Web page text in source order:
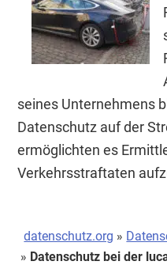
seines Unternehmens
Datenschutz auf der
ermöglichten es
Verkehrsstraftaten
datenschutz.org
Datenschutz bei der